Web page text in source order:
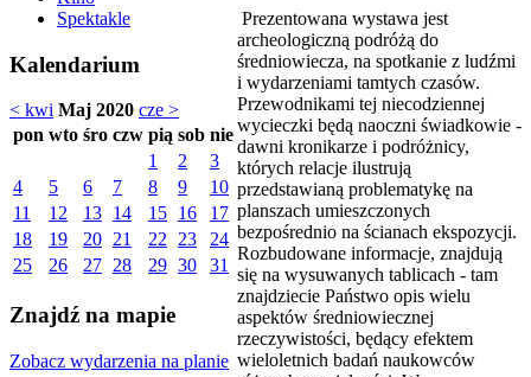
Spektakle
Kalendarium
< kwi Maj 2020 cze >
pon wto śro czw pią sob nie
1
2
3
4
5 6 7 8 9
10
11
12 13 14 15 16
17
18
19 20 21 22 23
24
25
26 27 28 29 30 31
Znajdź na mapie
Zobacz wydarzenia na planie
Prezentowana wystawa jest
archeologiczną podróżą do
średniowiecza, na spotkanie z ludźmi
i wydarzeniami tamtych czasów.
Przewodnikami tej niecodziennej
wycieczki będą naoczni świadkowie -
dawni kronikarze i podróżnicy,
których relacje ilustrują
przedstawianą problematykę na
planszach umieszczonych
bezpośrednio na ścianach ekspozycji.
Rozbudowane informacje, znajdują
się na wysuwanych tablicach - tam
znajdziecie Państwo opis wielu
aspektów średniowiecznej
rzeczywistości, będący efektem
wieloletnich badań naukowców